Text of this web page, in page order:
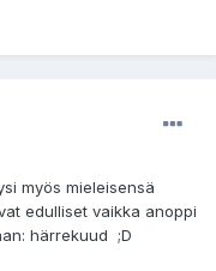
myös mieleisensä
edulliset vaikka anoppi
härrekuud ;D